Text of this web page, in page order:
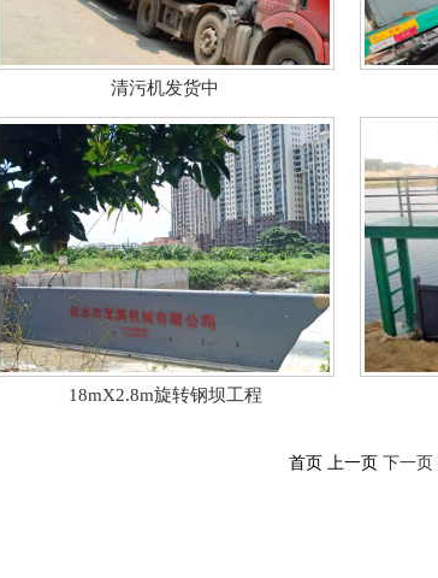
清污机发货中
18mX2.8m旋转钢坝工程
首页 上一页 下一页